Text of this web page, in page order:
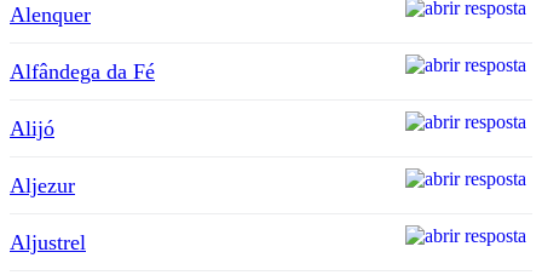
Alenquer
Alfândega da Fé
Alijó
Aljezur
Aljustrel